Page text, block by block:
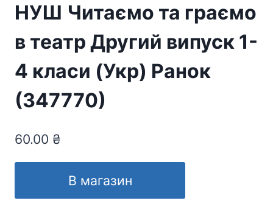
НУШ Читаємо та граємо
в театр Другий випуск 1-
4 класи (Укр) Ранок
(347770)
60.00 ₴
В магазин